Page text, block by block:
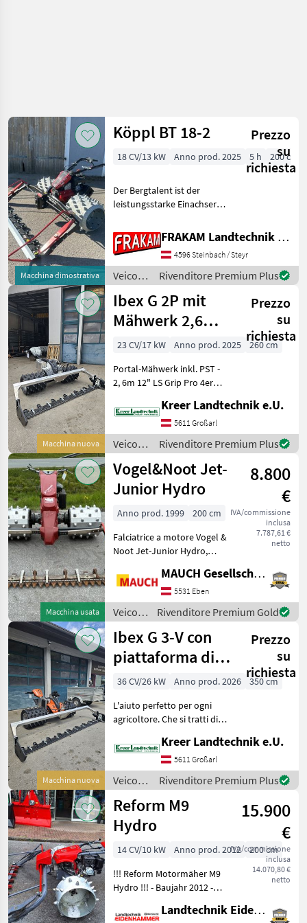
Macchina dimostrativa
Köppl BT 18-2
Prezzo
su
richiesta
18 CV/13 kW Anno prod. 2025 5 h 200 cm
Der Bergtalent ist der
leistungsstarke Einachser
Einsatzgebiete. Dank
tiefstem Schwerpunkt und
extra breiter Achse mit viel
Bodenfreiheit und speziell
FRAKAM Landtechnik GmbH
4596 Steinbach / Steyr
Veicoli
agricoli
a
motore
/ Köppl
Rivenditore Premium Plus
Macchina nuova
Ibex G 2P mit
Mähwerk 2,6m
SONDEREDITION
1000
Prezzo
su
richiesta
23 CV/17 kW Anno prod. 2025
260 cm
Portal-Mähwerk inkl. PST -
2, 6m 12" LS Grip Pro 4er
Knickholm Schnorchel
Kühlpaket G2-P
Beleuchtungsset vorne 2
Stk. Beleuchtung Fuß
Kreer Landtechnik e.U.
5611 Großarl
Veicoli
agricoli
a
motore
/ Ibex
Rivenditore Premium Plus
Macchina usata
Vogel&Noot Jet-
Junior Hydro
8.800
€
IVA/commissione
inclusa
7.787,61 €
netto
Anno prod. 1999
200 cm
Falciatrice a motore Vogel &
Noot Jet-Junior Hydro,
con rulli a punte a 4 file,
gruppo di taglio DM; La
macchina è disponibile a
magazzino
MAUCH Gesellschaft m.b.H. & Co.KG, Eben
5531 Eben
Veicoli
agricoli
a
motore
/
Vogel&Noot
Rivenditore Premium Gold
Macchina nuova
Ibex G 3-V con
piattaforma di
taglio da 3,50 m
Prezzo
su
richiesta
36 CV/26 kW Anno prod. 2026
350 cm
L'aiuto perfetto per ogni
agricoltore. Che si tratti di
banchine stradali, i modelli
Ibex G3 sono falciatrici
professionali ad alte prest
Kreer Landtechnik e.U.
5611 Großarl
Veicoli
agricoli
a
motore
/ Ibex
Rivenditore Premium Plus
Reform M9
Hydro
15.900
€
IVA/commissione
inclusa
14.070,80 €
netto
14 CV/10 kW Anno prod. 2012
200 cm
!!! Reform Motormäher M9
Hydro !!! - Baujahr 2012 -
reihige Stachelräder - 2
Landtechnik Eidenhammer GmbH